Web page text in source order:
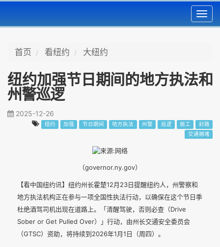
首页 看纽约 大纽约
纽约加强节日期间的地方执法和
州警巡逻
2025-12-26
纽约 加强 节日期间 地方执法 州警 巡逻 施工
封路
交通拥堵
（governor.ny.gov）
【看中国纽约讯】纽约州长霍楚12月23日提醒纽约人，州警察和
地方执法机构正在参与一项全国性执法行动，以确保在这个节日季
杜绝酒驾司机出现在道路上。「清醒驾驶，否则必查（Drive
Sober or Get Pulled Over）」行动，由州长交通安全委员会
（GTSC）资助，将持续到2026年1月1日（周四）。